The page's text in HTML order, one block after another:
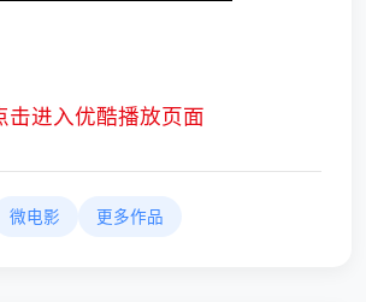
击进入优酷播放页面
微电影 更多作品